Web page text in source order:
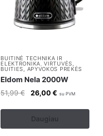
BUITINĖ TECHNIKA IR
ELEKTRONIKA,VIRTUVĖS,
BUITIES, APYVOKOS PREKĖS
Eldom Nela 2000W
51,99€
Original
51,99 €.
26,00€ Current
su PVM
Daugiau